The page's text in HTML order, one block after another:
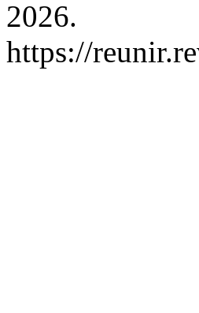
2026.
https://